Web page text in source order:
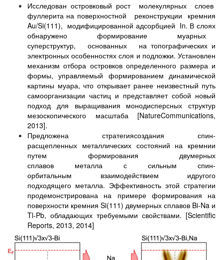
Исследован островковый рост молекулярных слоев
фуллерита на поверхностной реконструкции кремния
Au/Si(111), модифицированной адсорбцией In. В слоях
обнаружено формирование муарных
суперструктур, основанных на топографических и
электронных особенностях слоя и подложки. Установлен
механизм отбора островков определенного размера и
формы, управляемый формированием динамической
картины муара, что открывает ранее неизвестный путь
самоорганизации частиц и представляет собой новый
подход для выращивания монодисперсных структур
мезоскопического масштаба [NatureCommunications,
2013].
Предложена стратегиясоздания спин-
расщепленных металлических состояний на кремнии
путем формирования двумерных
сплавов металла с сильным спин-
орбитальным взаимодействием идругого
подходящего металла. Эффективность этой стратегии
продемонстрирована на примере формирования на
поверхности кремния Si(111) двумерных сплавов Bi-Na и
Tl-Pb, обладающих требуемыми свойствами. [Scientific
Reports, 2013, 2014]